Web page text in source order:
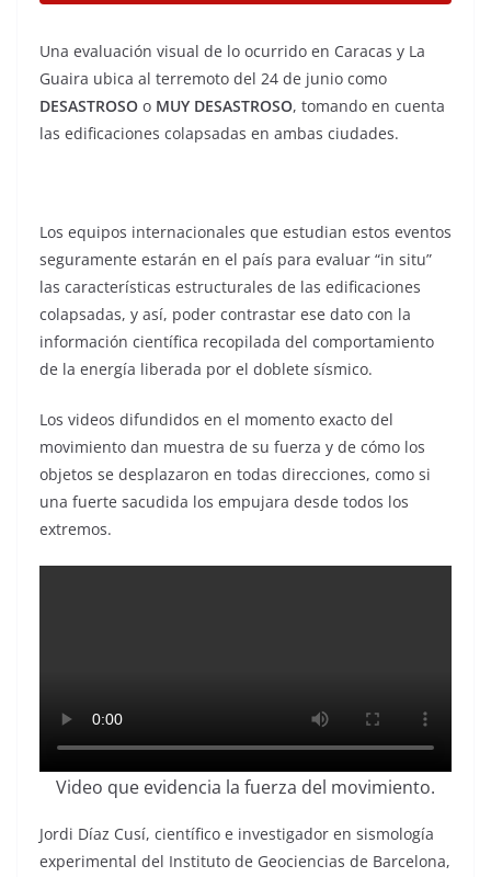
Una evaluación visual de lo ocurrido en Caracas y La
Guaira ubica al terremoto del 24 de junio como
DESASTROSO o MUY DESASTROSO, tomando en cuenta
las edificaciones colapsadas en ambas ciudades.
Los equipos internacionales que estudian estos eventos
seguramente estarán en el país para evaluar “in situ”
las características estructurales de las edificaciones
colapsadas, y así, poder contrastar ese dato con la
información científica recopilada del comportamiento
de la energía liberada por el doblete sísmico.
Los videos difundidos en el momento exacto del
movimiento dan muestra de su fuerza y de cómo los
objetos se desplazaron en todas direcciones, como si
una fuerte sacudida los empujara desde todos los
extremos.
Video que evidencia la fuerza del movimiento.
Jordi Díaz Cusí, científico e investigador en sismología
experimental del Instituto de Geociencias de Barcelona,